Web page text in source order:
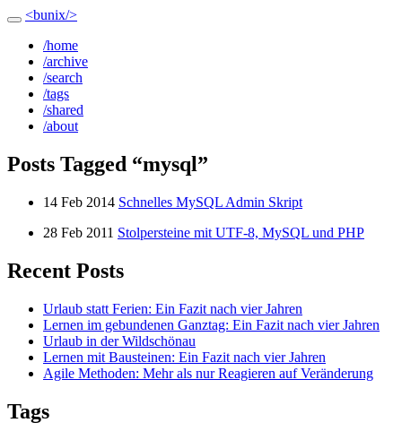
<bunix/>
/home
/archive
/search
/tags
/shared
/about
Posts Tagged “mysql”
14 Feb 2014 Schnelles MySQL Admin Skript
28 Feb 2011 Stolpersteine mit UTF-8, MySQL und PHP
Recent Posts
Urlaub statt Ferien: Ein Fazit nach vier Jahren
Lernen im gebundenen Ganztag: Ein Fazit nach vier Jahren
Urlaub in der Wildschönau
Lernen mit Bausteinen: Ein Fazit nach vier Jahren
Agile Methoden: Mehr als nur Reagieren auf Veränderung
Tags